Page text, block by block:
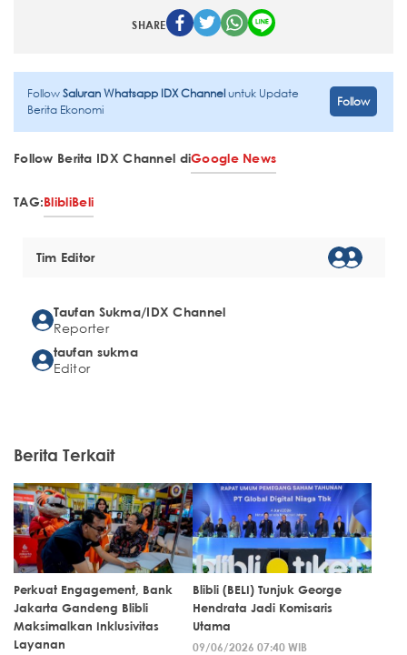
SHARE
FollowSaluran Whatsapp IDX Channeluntuk Update
Berita Ekonomi
Follow
Follow Berita IDX Channel diGoogle News
TAG:BlibliBeli
Tim Editor
Taufan Sukma/IDX Channel
Reporter
taufan sukma
Editor
Berita Terkait
Perkuat Engagement, Bank
Jakarta Gandeng Blibli
Maksimalkan Inklusivitas
Layanan
Blibli (BELI) Tunjuk George
Hendrata Jadi Komisaris
Utama
09/06/2026 07:40 WIB